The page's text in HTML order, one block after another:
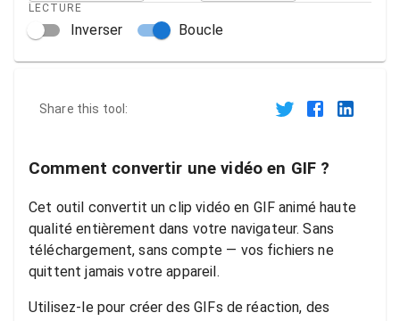
LECTURE
Inverser Boucle
Share this tool:
Comment convertir une vidéo en GIF ?
Cet outil convertit un clip vidéo en GIF animé haute
qualité entièrement dans votre navigateur. Sans
téléchargement, sans compte — vos fichiers ne
quittent jamais votre appareil.
Utilisez-le pour créer des GIFs de réaction, des